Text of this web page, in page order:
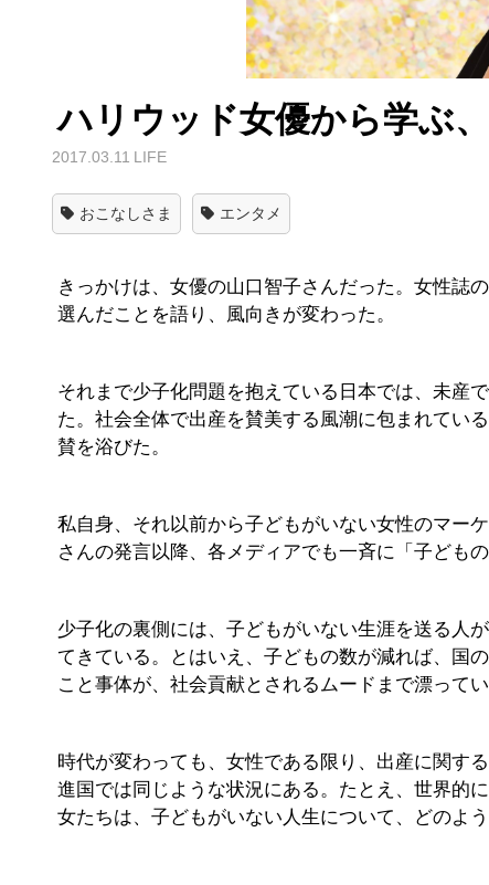
ハリウッド女優から学ぶ
2017.03.11 LIFE
おこなしさま エンタメ
きっかけは、女優の山口智子さんだった。女性誌
選んだことを語り、風向きが変わった。
それまで少子化問題を抱えている日本では、未産
た。社会全体で出産を賛美する風潮に包まれてい
賛を浴びた。
私自身、それ以前から子どもがいない女性のマー
さんの発言以降、各メディアでも一斉に「子ども
少子化の裏側には、子どもがいない生涯を送る人
てきている。とはいえ、子どもの数が減れば、国
こと事体が、社会貢献とされるムードまで漂ってい
時代が変わっても、女性である限り、出産に関す
進国では同じような状況にある。たとえ、世界的
女たちは、子どもがいない人生について、どのよ